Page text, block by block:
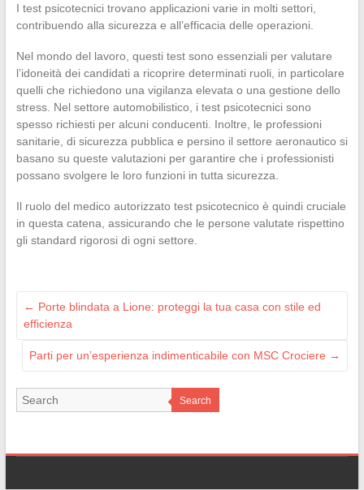
I test psicotecnici trovano applicazioni varie in molti settori,
contribuendo alla sicurezza e all’efficacia delle operazioni.
Nel mondo del lavoro, questi test sono essenziali per valutare
l’idoneità dei candidati a ricoprire determinati ruoli, in particolare
quelli che richiedono una vigilanza elevata o una gestione dello
stress. Nel settore automobilistico, i test psicotecnici sono
spesso richiesti per alcuni conducenti. Inoltre, le professioni
sanitarie, di sicurezza pubblica e persino il settore aeronautico si
basano su queste valutazioni per garantire che i professionisti
possano svolgere le loro funzioni in tutta sicurezza.
Il ruolo del medico autorizzato test psicotecnico è quindi cruciale
in questa catena, assicurando che le persone valutate rispettino
gli standard rigorosi di ogni settore.
← Porte blindata a Lione: proteggi la tua casa con stile ed
efficienza
Parti per un’esperienza indimenticabile con MSC Crociere →
Search